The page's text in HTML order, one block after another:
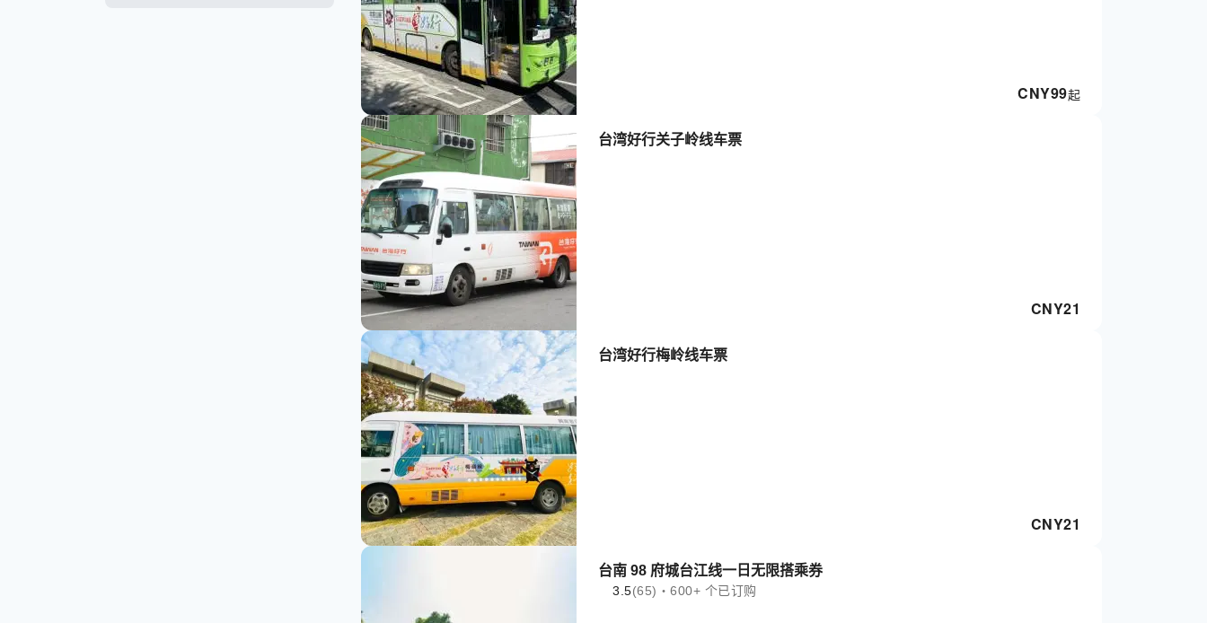
CNY99起
台湾好行关子岭线车票
CNY21
台湾好行梅岭线车票
CNY21
台南 98 府城台江线一日无限搭乘券
3.5(65)・600+ 个已订购